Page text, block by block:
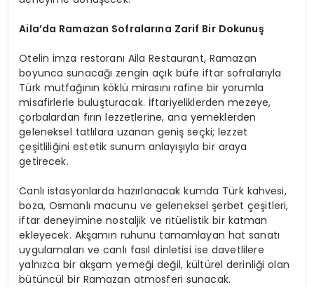
Aila’da Ramazan Sofralarına Zarif Bir Dokunuş
Otelin imza restoranı Aila Restaurant, Ramazan
boyunca sunacağı zengin açık büfe iftar sofralarıyla
Türk mutfağının köklü mirasını rafine bir yorumla
misafirlerle buluşturacak. İftariyeliklerden mezeye,
çorbalardan fırın lezzetlerine, ana yemeklerden
geleneksel tatlılara uzanan geniş seçki; lezzet
çeşitliliğini estetik sunum anlayışıyla bir araya
getirecek.
Canlı istasyonlarda hazırlanacak kumda Türk kahvesi,
boza, Osmanlı macunu ve geleneksel şerbet çeşitleri,
iftar deneyimine nostaljik ve ritüelistik bir katman
ekleyecek. Akşamın ruhunu tamamlayan hat sanatı
uygulamaları ve canlı fasıl dinletisi ise davetlilere
yalnızca bir akşam yemeği değil, kültürel derinliği olan
bütüncül bir Ramazan atmosferi sunacak.